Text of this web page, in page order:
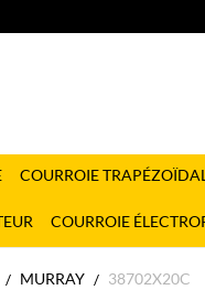
COURROIE
COURROIE
MURRAY 38702X20C